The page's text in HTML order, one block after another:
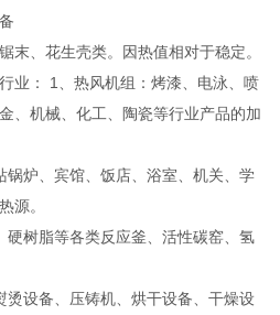
末、花生壳类。因热值相对于稳定。
业： 1、热风机组：烤漆、电泳、喷
、机械、化工、陶瓷等行业产品的加
锅炉、宾馆、饭店、浴室、机关、学
源。
硬树脂等各类反应釜、活性碳窑、氢
烫设备、压铸机、烘干设备、干燥设